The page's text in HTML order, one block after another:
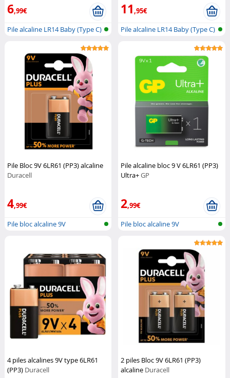
6,99€
Pile alcaline LR14 Baby (Type C)
11,95€
Pile alcaline LR14 Baby (Type C)
Pile Bloc 9V 6LR61 (PP3) alcaline
Duracell
4,99€
Pile bloc alcaline 9V
Pile alcaline bloc 9 V 6LR61 (PP3)
Ultra+GP
2,99€
Pile bloc alcaline 9V
4 piles alcalines 9V type 6LR61
(PP3) Duracell
2 piles Bloc 9V 6LR61 (PP3)
alcaline Duracell